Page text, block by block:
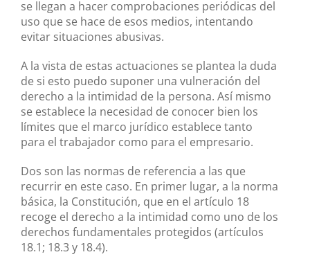
se llegan a hacer comprobaciones periódicas del
uso que se hace de esos medios, intentando
evitar situaciones abusivas.
A la vista de estas actuaciones se plantea la duda
de si esto puedo suponer una vulneración del
derecho a la intimidad de la persona. Así mismo
se establece la necesidad de conocer bien los
límites que el marco jurídico establece tanto
para el trabajador como para el empresario.
Dos son las normas de referencia a las que
recurrir en este caso. En primer lugar, a la norma
básica, la Constitución, que en el artículo 18
recoge el derecho a la intimidad como uno de los
derechos fundamentales protegidos (artículos
18.1; 18.3 y 18.4).